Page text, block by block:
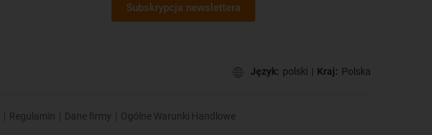
Subskrypcja newslettera
Język: polski | Kraj: Polska
| Regulamin | Dane firmy | Ogólne Warunki Handlowe